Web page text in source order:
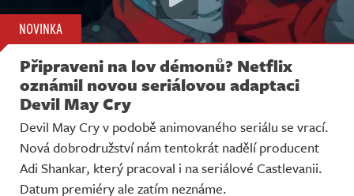
NOVINKA
Připraveni na lov démonů? Netflix
oznámil novou seriálovou adaptaci
Devil May Cry
Devil May Cry v podobě animovaného seriálu se vrací.
Nová dobrodružství nám tentokrát nadělí producent
Adi Shankar, který pracoval i na seriálové Castlevanii.
Datum premiéry ale zatím neznáme.